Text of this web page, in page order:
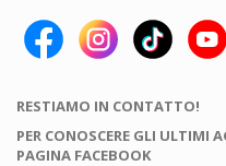
RESTIAMO IN CONTATTO!
PER CONOSCERE GLI ULTIMI
PAGINA FACEBOOK